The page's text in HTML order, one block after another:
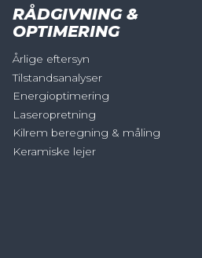
RÅDGIVNING &
OPTIMERING
Årlige eftersyn
Tilstandsanalyser
Energioptimering
Laseropretning
Kilrem beregning & måling
Keramiske lejer